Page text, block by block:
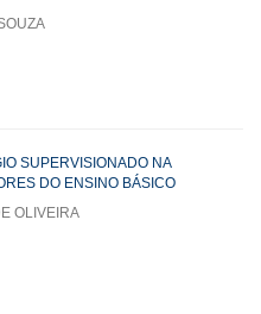
SUPERVISIONADO NA
DO ENSINO BÁSICO
OLIVEIRA